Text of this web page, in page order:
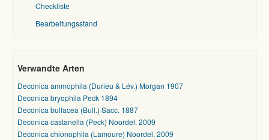
Checkliste
Bearbeitungsstand
Verwandte Arten
Deconica ammophila (Durieu & Lév.) Morgan 1907
Deconica bryophila Peck 1894
Deconica bullacea (Bull.) Sacc. 1887
Deconica castanella (Peck) Noordel. 2009
Deconica chionophila (Lamoure) Noordel. 2009